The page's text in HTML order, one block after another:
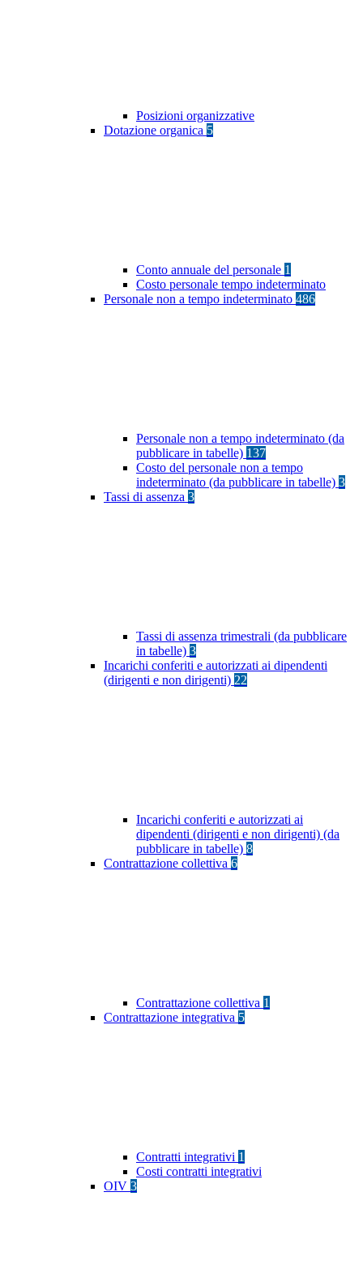
Posizioni organizzative
Dotazione organica 5
Conto annuale del personale 1
Costo personale tempo indeterminato
Personale non a tempo indeterminato 486
Personale non a tempo indeterminato (da
pubblicare in tabelle) 137
Costo del personale non a tempo
indeterminato (da pubblicare in tabelle) 3
Tassi di assenza 3
Tassi di assenza trimestrali (da pubblicare
in tabelle) 3
Incarichi conferiti e autorizzati ai dipendenti
(dirigenti e non dirigenti) 22
Incarichi conferiti e autorizzati ai
dipendenti (dirigenti e non dirigenti) (da
pubblicare in tabelle) 8
Contrattazione collettiva 6
Contrattazione collettiva 1
Contrattazione integrativa 5
Contratti integrativi 1
Costi contratti integrativi
OIV 3